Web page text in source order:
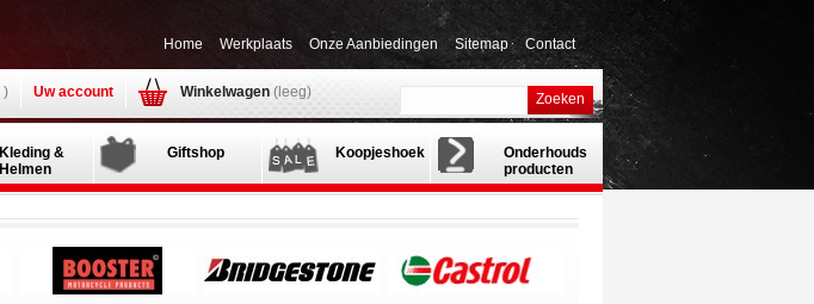
Home Werkplaats Onze Aanbiedingen Sitemap Contact
Zoeken
) Uw account Winkelwagen (leeg)
Kleding &
Helmen
Giftshop Koopjeshoek
Onderhouds
producten